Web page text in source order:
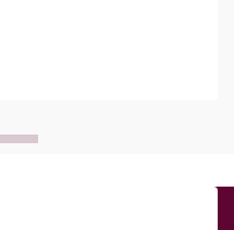
funcionam com